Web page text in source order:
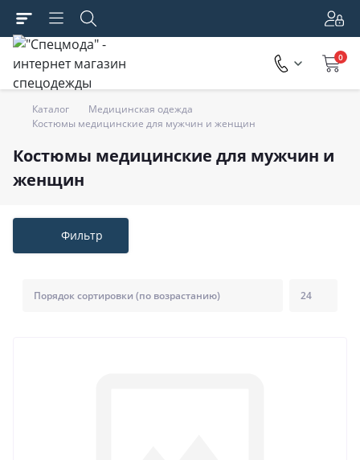
0
Каталог
Медицинская одежда
Костюмы медицинские для мужчин и женщин
Костюмы медицинские для мужчин и
женщин
Фильтр